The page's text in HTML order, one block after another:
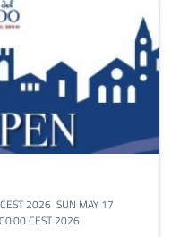
2026 SUN MAY 17
CEST 2026